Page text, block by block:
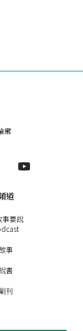
廓
道
事要說
事
說書
副刊